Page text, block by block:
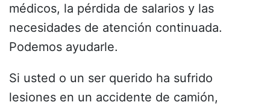
médicos, la pérdida de salarios y las
necesidades de atención continuada.
Podemos ayudarle.
Si usted o un ser querido ha sufrido
lesiones en un accidente de camión,